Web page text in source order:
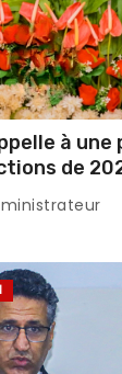
à
de